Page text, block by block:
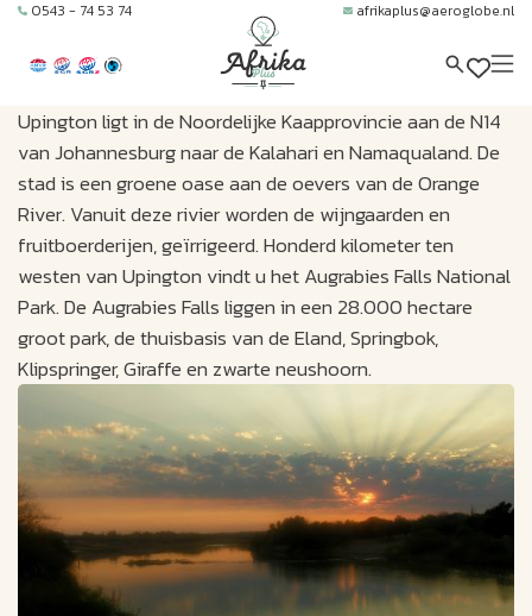
0543 - 74 53 74 afrikaplus@aeroglobe.nl
Upington ligt in de Noordelijke Kaapprovincie aan de N14
van Johannesburg naar de Kalahari en Namaqualand. De
stad is een groene oase aan de oevers van de Orange
River. Vanuit deze rivier worden de wijngaarden en
fruitboerderijen, geïrrigeerd. Honderd kilometer ten
westen van Upington vindt u het Augrabies Falls National
Park. De Augrabies Falls liggen in een 28.000 hectare
groot park, de thuisbasis van de Eland, Springbok,
Klipspringer, Giraffe en zwarte neushoorn.